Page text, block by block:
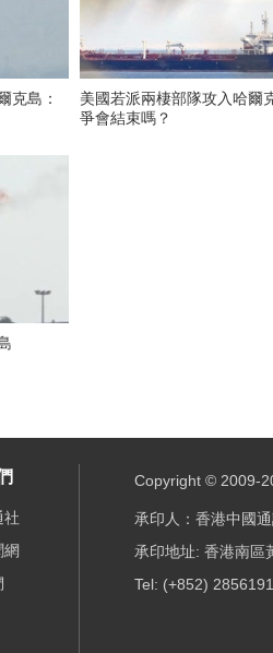
克島：
美國若派兩棲部隊攻入哈爾
爭會結束嗎？
社
網
Copyright © 2009-
承印人：香港中國
承印地址: 香港南區
Tel: (+852)